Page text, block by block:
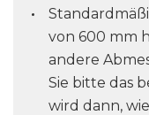
von 600 mm
andere
Sie bitte das
wird dann,